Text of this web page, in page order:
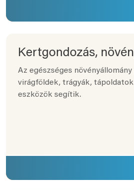
Kertgondozás,
Az egészséges
virágföldek, trágyák,
eszközök segítik.